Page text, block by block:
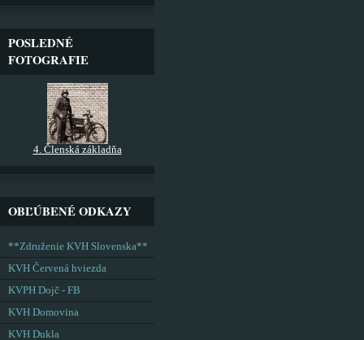
POSLEDNÉ
FOTOGRAFIE
4. Členská základňa
OBĽÚBENÉ ODKAZY
**Združenie KVH Slovenska**
KVH Červená hviezda
KVPH Dojč - FB
KVH Domovina
KVH Dukla